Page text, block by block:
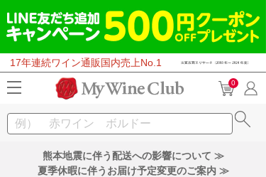
17年連続ワイン通販国内売上No.1
0
熊本地震に伴う配送への影響について ≫
夏季休暇に伴うお届け予定変更のご案内 ≫